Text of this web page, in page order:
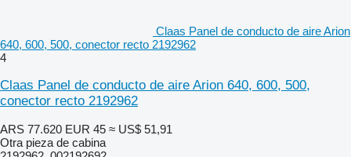
Claas Panel de conducto de aire Arion
640, 600, 500, conector recto 2192962
4
Claas Panel de conducto de aire Arion 640, 600, 500,
conector recto 2192962
ARS 77.620 EUR 45 ≈ US$ 51,91
Otra pieza de cabina